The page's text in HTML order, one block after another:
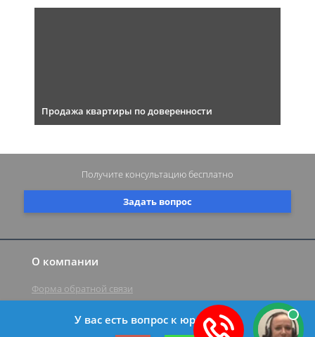
Продажа квартиры по доверенности
О компании
Форма обратной связи
Задать вопрос
Получите консультацию бесплатно
У вас есть вопрос к юристу?